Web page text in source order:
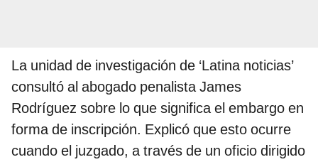
La unidad de investigación de ‘Latina noticias’
consultó al abogado penalista James
Rodríguez sobre lo que significa el embargo en
forma de inscripción. Explicó que esto ocurre
cuando el juzgado, a través de un oficio dirigido